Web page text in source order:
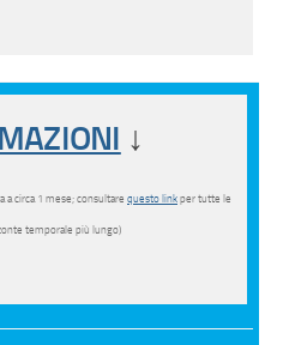
↓
a circa 1 mese; consultare questo link per tutte le
temporale più lungo)